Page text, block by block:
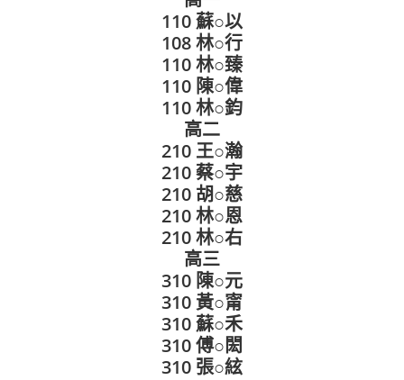
110 蘇○以
108 林○行
110 林○臻
110 陳○偉
110 林○鈞
高二
210 王○瀚
210 蔡○宇
210 胡○慈
210 林○恩
210 林○右
高三
310 陳○元
310 黃○甯
310 蘇○禾
310 傅○閎
310 張○絃